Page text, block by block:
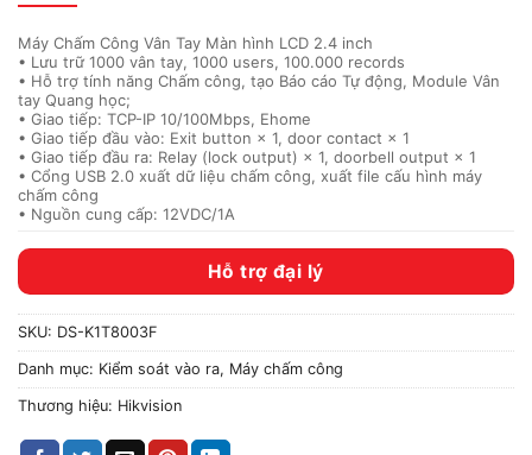
Máy Chấm Công Vân Tay Màn hình LCD 2.4 inch
• Lưu trữ 1000 vân tay, 1000 users, 100.000 records
• Hỗ trợ tính năng Chấm công, tạo Báo cáo Tự động, Module Vân
tay Quang học;
• Giao tiếp: TCP-IP 10/100Mbps, Ehome
• Giao tiếp đầu vào: Exit button × 1, door contact × 1
• Giao tiếp đầu ra: Relay (lock output) × 1, doorbell output × 1
• Cổng USB 2.0 xuất dữ liệu chấm công, xuất file cấu hình máy
chấm công
• Nguồn cung cấp: 12VDC/1A
Hỗ trợ đại lý
SKU: DS-K1T8003F
Danh mục: Kiểm soát vào ra, Máy chấm công
Thương hiệu: Hikvision